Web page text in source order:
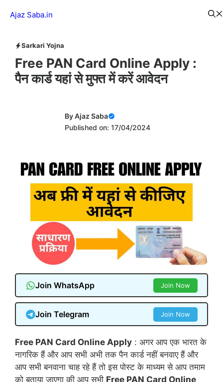
Ajaz Saba.in
Sarkari Yojna
Free PAN Card Online Apply :
पैन कार्ड यहां से मुफ्त में करें आवेदन
ByAjaz Saba
Published on: 17/04/2024
Join WhatsApp Join Now
Join Telegram Join Now
Free PAN Card Online Apply : अगर आप एक भारत के
नागरिक हैं और आप सभी अभी तक पैन कार्ड नहीं बनवाए हैं और
आप सभी बनवाना चाह रहे हैं तो इस पोस्ट के माध्यम से आप तमाम
को बताया जाएगा की आप सभी Free PAN Card Online